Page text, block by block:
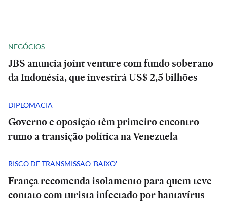
NEGÓCIOS
JBS anuncia joint venture com fundo soberano
da Indonésia, que investirá US$ 2,5 bilhões
DIPLOMACIA
Governo e oposição têm primeiro encontro
rumo a transição política na Venezuela
RISCO DE TRANSMISSÃO 'BAIXO'
França recomenda isolamento para quem teve
contato com turista infectado por hantavírus